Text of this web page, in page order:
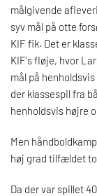
målgivende
syv mål på otte
KIF fik. Det er
KIF's fløje, hvor
mål på
der klassespil fra
henholdsvis højre
Men
høj grad tilfældet
Da der var spillet